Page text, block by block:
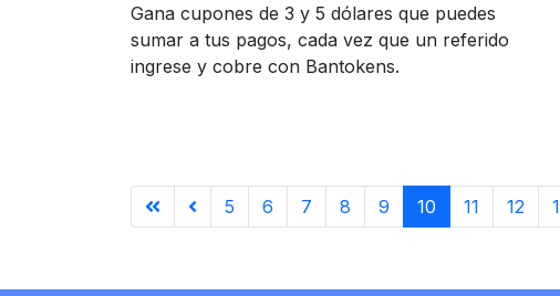
Gana cupones de 3 y 5 dólares que puedes
sumar a tus pagos, cada vez que un referido
ingrese y cobre con Bantokens.
5 6 7 8 9 10 11 12